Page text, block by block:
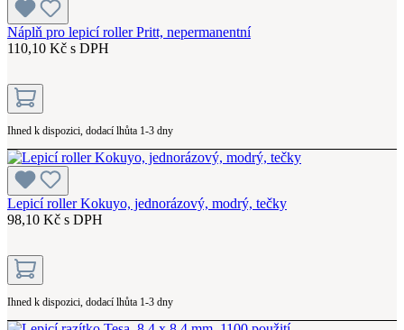
Náplň pro lepicí roller Pritt, nepermanentní
110,10 Kč s DPH
Ihned k dispozici, dodací lhůta 1-3 dny
Lepicí roller Kokuyo, jednorázový, modrý, tečky
98,10 Kč s DPH
Ihned k dispozici, dodací lhůta 1-3 dny